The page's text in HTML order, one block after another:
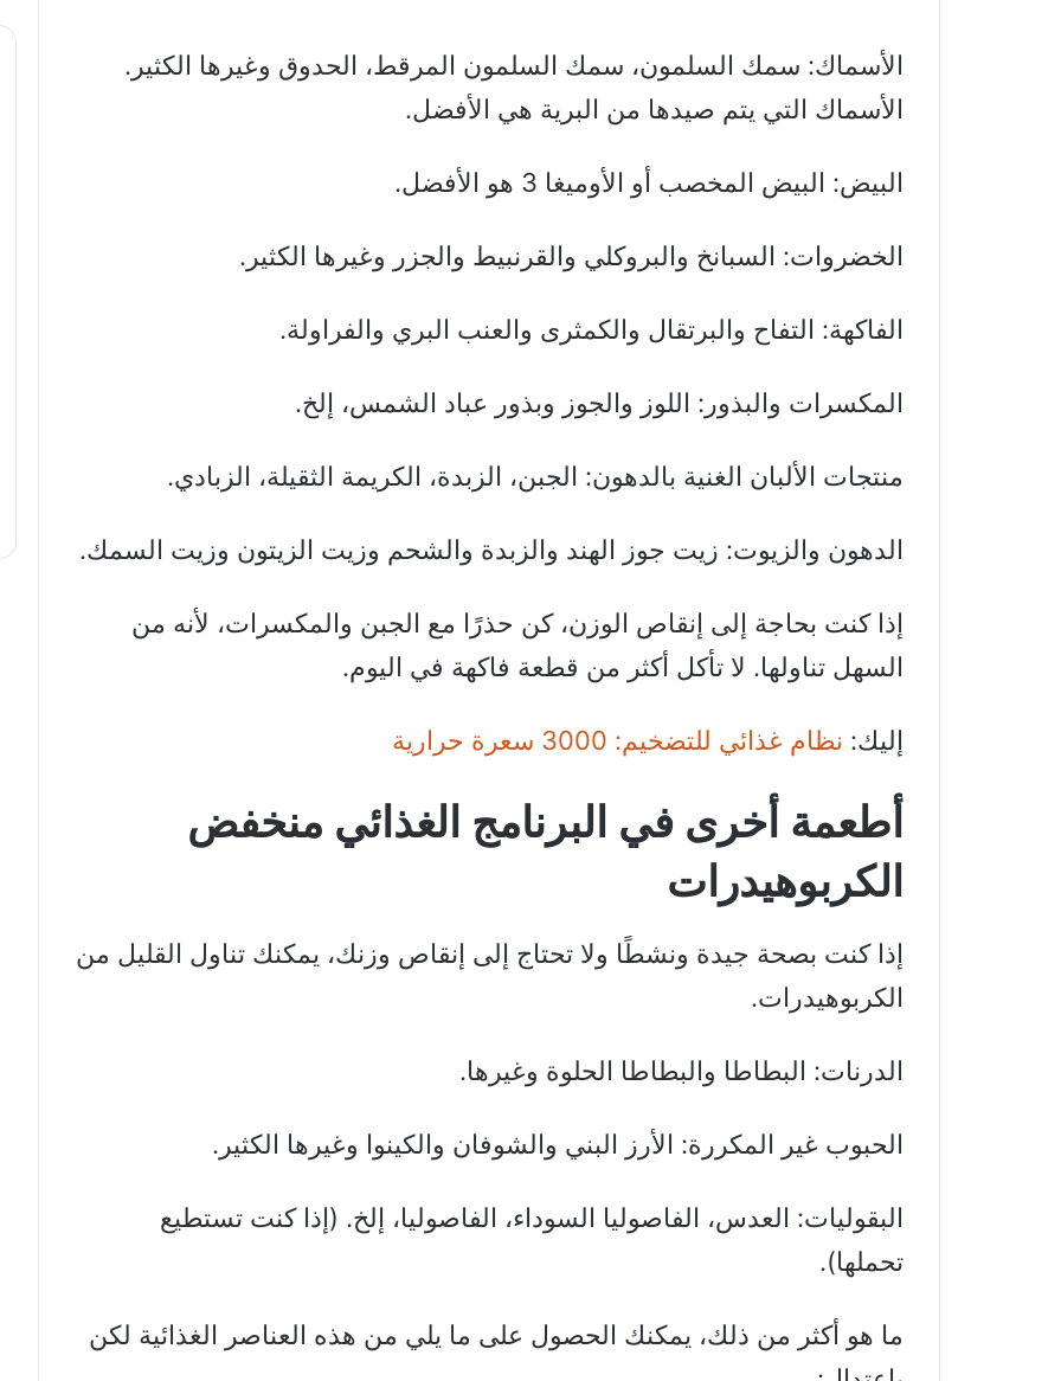
الأسماك: سمك السلمون، سمك السلمون المرقط، الحدوق وغيرها الكثير.
الأسماك التي يتم صيدها من البرية هي الأفضل.
البيض: البيض المخصب أو الأوميغا 3 هو الأفضل.
الخضروات: السبانخ والبروكلي والقرنبيط والجزر وغيرها الكثير.
الفاكهة: التفاح والبرتقال والكمثرى والعنب البري والفراولة.
المكسرات والبذور: اللوز والجوز وبذور عباد الشمس، إلخ.
منتجات الألبان الغنية بالدهون: الجبن، الزبدة، الكريمة الثقيلة، الزبادي.
الدهون والزيوت: زيت جوز الهند والزبدة والشحم وزيت الزيتون وزيت السمك.
إذا كنت بحاجة إلى إنقاص الوزن، كن حذرًا مع الجبن والمكسرات، لأنه من
السهل تناولها. لا تأكل أكثر من قطعة فاكهة في اليوم.
إليك: نظام غذائي للتضخيم: 3000 سعرة حرارية
أطعمة أخرى في البرنامج الغذائي منخفض
الكربوهيدرات
إذا كنت بصحة جيدة ونشطًا ولا تحتاج إلى إنقاص وزنك، يمكنك تناول القليل من
الكربوهيدرات.
الدرنات: البطاطا والبطاطا الحلوة وغيرها.
الحبوب غير المكررة: الأرز البني والشوفان والكينوا وغيرها الكثير.
البقوليات: العدس، الفاصوليا السوداء، الفاصوليا، إلخ. (إذا كنت تستطيع
تحملها).
ما هو أكثر من ذلك، يمكنك الحصول على ما يلي من هذه العناصر الغذائية لكن